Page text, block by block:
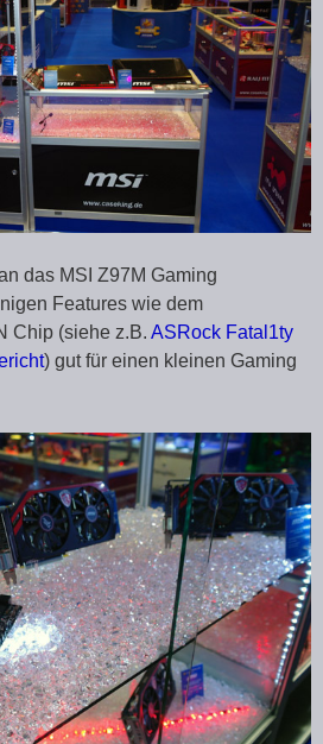
das MSI Z97M Gaming
Features wie dem
Chip (siehe z.B. ASRock Fatal1ty
) gut für einen kleinen Gaming